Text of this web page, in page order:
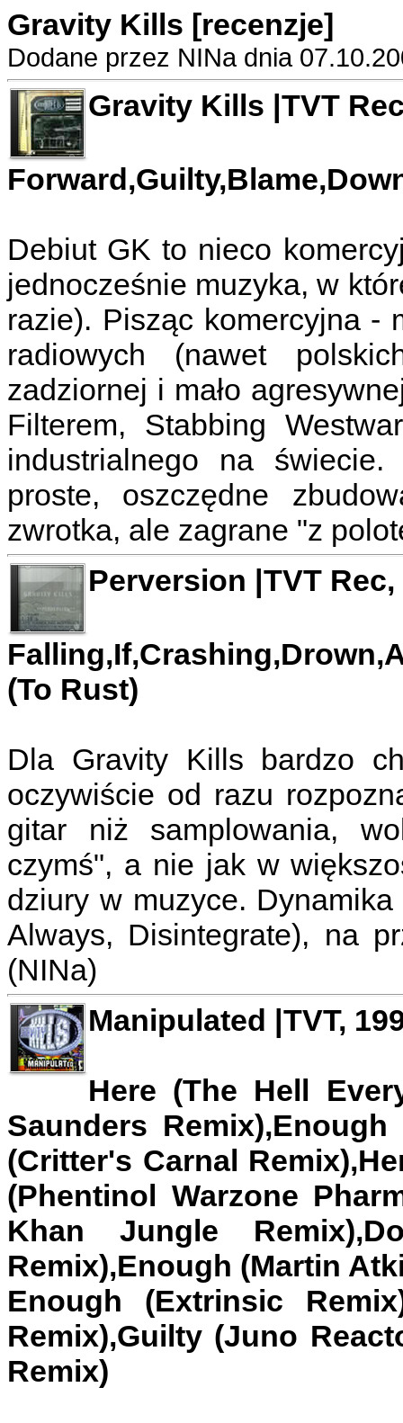
Gravity Kills [recenzje]
Dodane przez NINa dnia
Gravity Kills |TVT
Debiut GK to nieco
jednocześnie muzyka, w
razie). Pisząc komercyjna -
radiowych (nawet
zadziornej i mało
Filterem, Stabbing
industrialnego na
proste, oszczędne
zwrotka, ale zagrane "z
Perversion |TVT Rec,
(To Rust)
Dla Gravity Kills bardzo
oczywiście od razu
gitar niż samplowania,
czymś", a nie jak w
dziury w muzyce.
Always, Disintegrate), na
(NINa)
Manipulated |TVT,
Here (The Hell
Saunders
(Critter's Carnal
(Phentinol Warzone
Khan Jungle
Remix),Enough (Martin
Enough (Extrinsic
Remix),Guilty (Juno
Remix)